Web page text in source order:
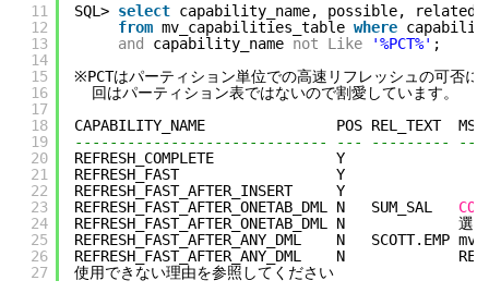
11
12
13
14
15
16
17
18
19
20
21
22
23
24
25
26
27
SQL> select capability_name, possible,
from mv_capabilities_table where
and
capability_name not Like '%PCT%' ;
※PCTはパーティション単位での高速リフレッシュの可否に
回はパーティション表ではないので割愛しています。
CAPABILITY_NAME               POS REL_TEXT
----------------------------- --- ---------
REFRESH_COMPLETE              Y
REFRESH_FAST                  Y
REFRESH_FAST_AFTER_INSERT     Y
REFRESH_FAST_AFTER_ONETAB_DML N   SUM_SAL
REFRESH_FAST_AFTER_ONETAB_DML N             選
REFRESH_FAST_AFTER_ANY_DML    N   SCOTT.EMP
REFRESH_FAST_AFTER_ANY_DML    N
使用できない理由を参照してください